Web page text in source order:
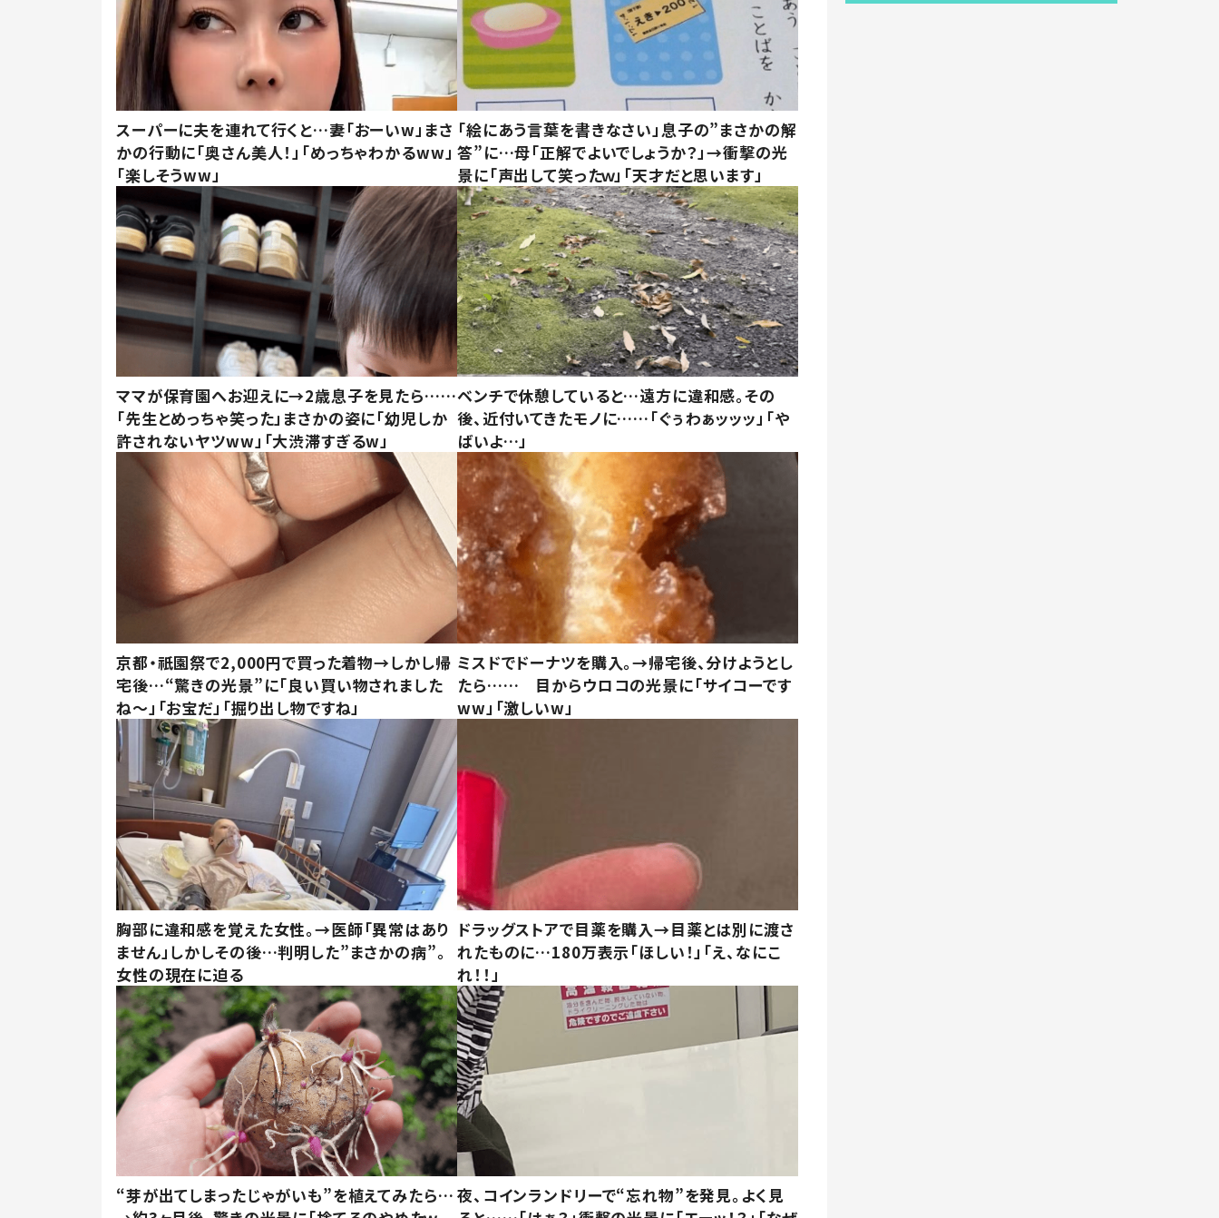
スーパーに夫を連れて行くと…妻「おーいw」まさ
かの行動に「奥さん美人！」「めっちゃわかるww」
「楽しそうww」
「絵にあう言葉を書きなさい」息子の”まさかの解
答”に…母「正解でよいでしょうか？」→衝撃の光
景に「声出して笑ったｗ」「天才だと思います」
ママが保育園へお迎えに→2歳息子を見たら……
「先生とめっちゃ笑った」まさかの姿に「幼児しか
許されないヤツww」「大渋滞すぎるw」
ベンチで休憩していると…遠方に違和感。その
後、近付いてきたモノに……「ぐぅわぁッッッ」「や
ばいよ…」
京都・祇園祭で2,000円で買った着物→しかし帰
宅後…“驚きの光景”に「良い買い物されました
ね～」「お宝だ」「掘り出し物ですね」
ミスドでドーナツを購入。→帰宅後、分けようとし
たら…… 目からウロコの光景に「サイコーです
ww」「激しいw」
胸部に違和感を覚えた女性。→医師「異常はあり
ません」しかしその後…判明した”まさかの病”。
女性の現在に迫る
ドラッグストアで目薬を購入→目薬とは別に渡さ
れたものに…180万表示「ほしい！」「え、なにこ
れ！！」
“芽が出てしまったじゃがいも”を植えてみたら… 夜、コインランドリーで“忘れ物”を発見。よく見